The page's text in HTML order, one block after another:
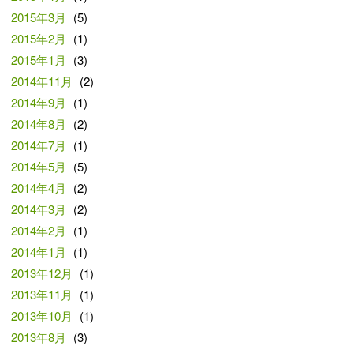
2015年3月
(5)
2015年2月
(1)
2015年1月
(3)
2014年11月
(2)
2014年9月
(1)
2014年8月
(2)
2014年7月
(1)
2014年5月
(5)
2014年4月
(2)
2014年3月
(2)
2014年2月
(1)
2014年1月
(1)
2013年12月
(1)
2013年11月
(1)
2013年10月
(1)
2013年8月
(3)